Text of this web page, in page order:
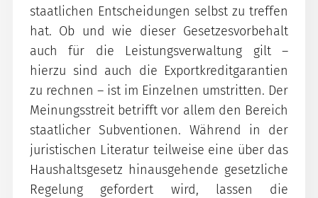
staatlichen Entscheidungen selbst zu treffen
hat. Ob und wie dieser Gesetzesvorbehalt
auch für die Leistungsverwaltung gilt –
hierzu sind auch die Exportkreditgarantien
zu rechnen – ist im Einzelnen umstritten. Der
Meinungsstreit betrifft vor allem den Bereich
staatlicher Subventionen. Während in der
juristischen Literatur teilweise eine über das
Haushaltsgesetz hinausgehende gesetzliche
Regelung gefordert wird, lassen die